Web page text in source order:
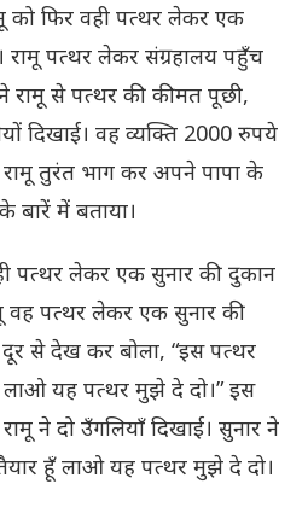
को फिर वही पत्थर लेकर एक
रामू पत्थर लेकर संग्रहालय पहुँच
रामू से पत्थर की कीमत पूछी,
दिखाई। वह व्यक्ति 2000 रुपये
रामू तुरंत भाग कर अपने पापा के
बारें में बताया।
पत्थर लेकर एक सुनार की दुकान
वह पत्थर लेकर एक सुनार की
से देख कर बोला, “इस पत्थर
यह पत्थर मुझे दे दो।” इस
ने दो उँगलियाँ दिखाई। सुनार ने
हूँ लाओ यह पत्थर मुझे दे दो।